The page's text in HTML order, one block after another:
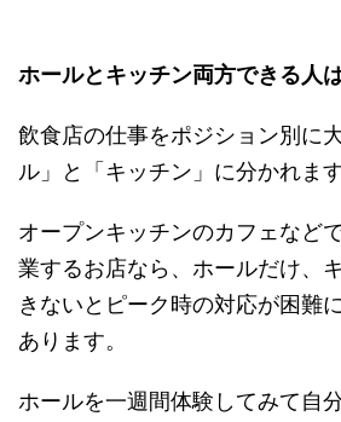
ホールとキッチン両方できる人
飲食店の仕事をポジション別に
ル」と「キッチン」に分かれます
オープンキッチンのカフェなど
業するお店なら、ホールだけ、
きないとピーク時の対応が困難
あります。
ホールを一週間体験してみて自